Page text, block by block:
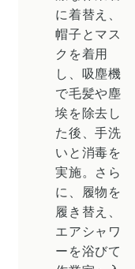
に着替え、
帽子とマス
クを着用
し、吸塵機
で毛髪や塵
埃を除去し
た後、手洗
いと消毒を
実施。さら
に、履物を
履き替え、
エアシャワ
ーを浴びて